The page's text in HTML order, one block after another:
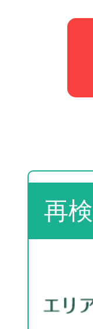
再